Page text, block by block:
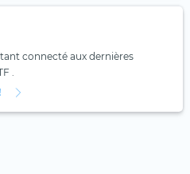
connecté aux dernières
.